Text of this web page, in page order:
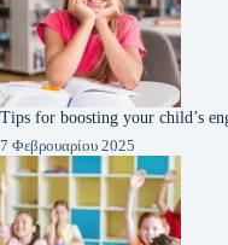
Tips for boosting your child’s
7 Φεβρουαρίου 2025